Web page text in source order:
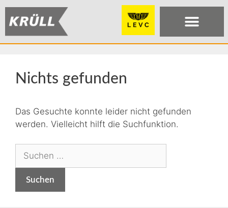
Nichts gefunden
Das Gesuchte konnte leider nicht gefunden
werden. Vielleicht hilft die Suchfunktion.